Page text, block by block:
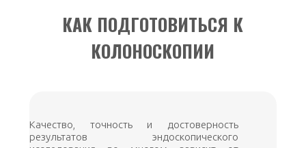
КАК ПОДГОТОВИТЬСЯ К
КОЛОНОСКОПИИ
Качество, точность и достоверность
результатов эндоскопического